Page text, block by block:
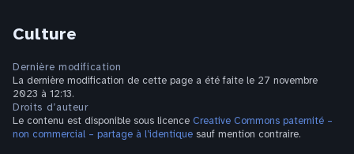
Culture
Dernière modification
La dernière modification de cette page a été faite le 27 novembre
2023 à 12:13.
Droits d’auteur
Le contenu est disponible sous licence Creative Commons paternité –
non commercial – partage à l’identique sauf mention contraire.